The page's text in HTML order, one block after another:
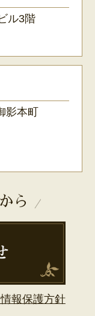
ル3階
影本町
ら
報保護方針